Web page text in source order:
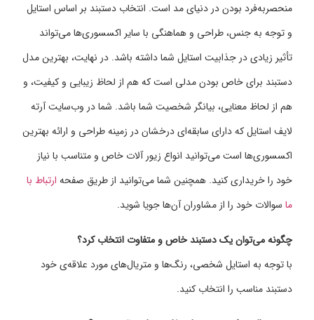
منحصر‌به‌فرد بودن در دنیای مد است. انتخاب دستبند بر اساس استایل
و توجه به جنس، طراحی و هماهنگی با سایر اکسسوری‌ها می‌تواند
تأثیر زیادی در جذابیت استایل شما داشته باشد. در نهایت، بهترین مدل
دستبند برای خاص بودن مدلی است که هم از لحاظ زیبایی و کیفیت، و
هم از لحاظ معنایی، بیانگر شخصیت شما باشد. شما در وب‌سایت آرته
لایف استایل که دارای سابقه‌ای درخشان در زمینه طراحی و ارائه بهترین
اکسسوری‌ها ‌است می‌توانید انواع زیور آلات خاص و متناسب با نیاز
خود را خریداری کنید. همچنین شما می‌توانید از طریق صفحه ارتباط با
ما سوالات خود را از مشاوران آن‌ها جویا شوید.
چگونه می‌توان یک دستبند خاص و متفاوت انتخاب کرد؟
با توجه به استایل شخصی، رنگ‌ها و متریال‌های مورد علاقه‌ی خود
دستبند مناسب را انتخاب کنید.